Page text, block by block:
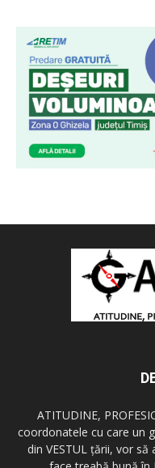
ATITUDINE,
coordonatele cu care un
din VESTUL ţării, vor să